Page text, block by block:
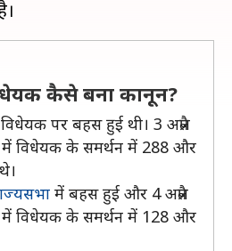
कैसे बना कानून?
पर बहस हुई थी। 3 अप्रैल
विधेयक के समर्थन में 288 और
में बहस हुई और 4 अप्रैल
विधेयक के समर्थन में 128 और